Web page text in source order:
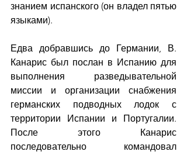
знанием испанского (он владел пятью
языками).
Едва добравшись до Германии, В.
Канарис был послан в Испанию для
выполнения разведывательной
миссии и организации снабжения
германских подводных лодок с
территории Испании и Португалии.
После этого Канарис
последовательно командовал